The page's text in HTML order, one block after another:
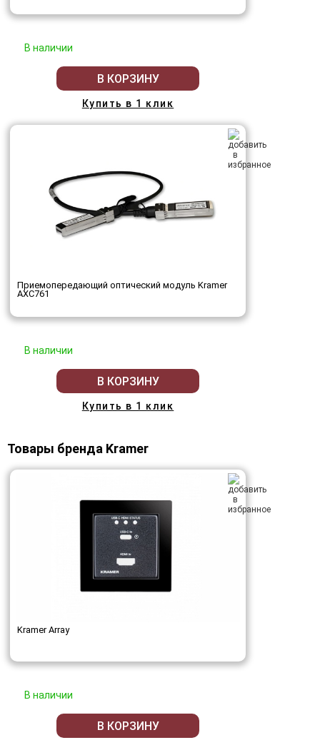
В наличии
В КОРЗИНУ
Купить в 1 клик
Приемопередающий оптический модуль Kramer
AXC761
В наличии
В КОРЗИНУ
Купить в 1 клик
Товары бренда Kramer
Kramer Array
В наличии
В КОРЗИНУ